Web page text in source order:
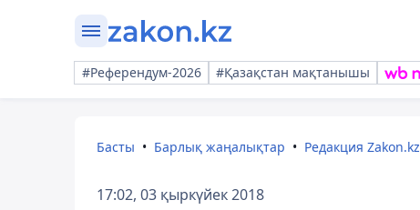
#Референдум-2026 #Қазақстан мақтанышы
Басты Барлық жаңалықтар Редакция Zakon.kz
17:02, 03 қыркүйек 2018